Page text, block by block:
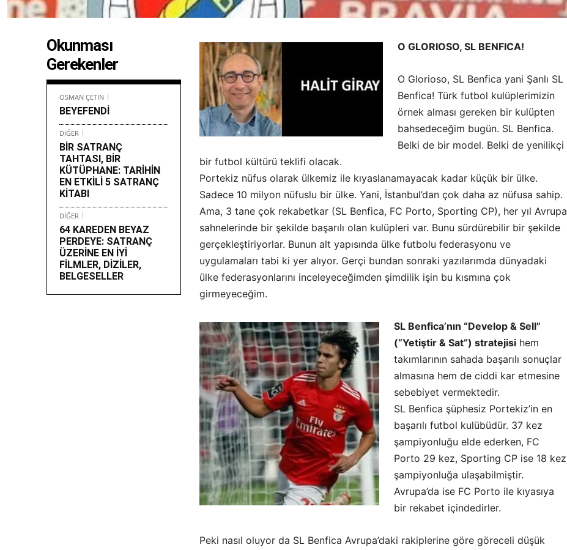
Okunması
Gerekenler
OSMAN ÇETİN
BEYEFENDİ
DİĞER
BİR SATRANÇ
TAHTASI, BİR
KÜTÜPHANE: TARİHİN
EN ETKİLİ 5 SATRANÇ
KİTABI
DİĞER
64 KAREDEN BEYAZ
PERDEYE: SATRANÇ
ÜZERİNE EN İYİ
FİLMLER, DİZİLER,
BELGESELLER
O GLORIOSO, SL BENFICA!
O Glorioso, SL Benfica yani Şanlı SL
Benfica! Türk futbol kulüplerimizin
örnek alması gereken bir kulüpten
bahsedeceğim bugün. SL Benfica.
Belki de bir model. Belki de yenilikçi
bir futbol kültürü teklifi olacak.
Portekiz nüfus olarak ülkemiz ile kıyaslanamayacak kadar küçük bir ülke.
Sadece 10 milyon nüfuslu bir ülke. Yani, İstanbul’dan çok daha az nüfusa sahip.
Ama, 3 tane çok rekabetkar (SL Benfica, FC Porto, Sporting CP), her yıl Avrupa
sahnelerinde bir şekilde başarılı olan kulüpleri var. Bunu sürdürebilir bir şekilde
gerçekleştiriyorlar. Bunun alt yapısında ülke futbolu federasyonu ve
uygulamaları tabi ki yer alıyor. Gerçi bundan sonraki yazılarımda dünyadaki
ülke federasyonlarını inceleyeceğimden şimdilik işin bu kısmına çok
girmeyeceğim.
SL Benfica’nın “Develop & Sell”
(“Yetiştir & Sat”) stratejisi hem
takımlarının sahada başarılı sonuçlar
almasına hem de ciddi kar etmesine
sebebiyet vermektedir.
SL Benfica şüphesiz Portekiz’in en
başarılı futbol kulübüdür. 37 kez
şampiyonluğu elde ederken, FC
Porto 29 kez, Sporting CP ise 18 kez
şampiyonluğa ulaşabilmiştir.
Avrupa’da ise FC Porto ile kıyasıya
bir rekabet içindedirler.
Peki nasıl oluyor da SL Benfica Avrupa’daki rakiplerine göre göreceli düşük